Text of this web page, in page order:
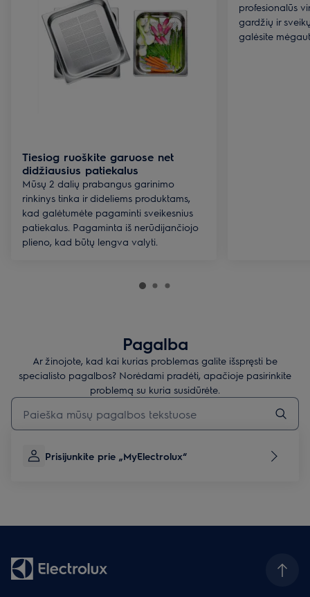
Tiesiog ruoškite garuose net
didžiausius patiekalus
Mūsų 2 dalių prabangus garinimo
rinkinys tinka ir dideliems produktams,
kad galėtumėte pagaminti sveikesnius
patiekalus. Pagaminta iš nerūdijančiojo
plieno, kad būtų lengva valyti.
profesionalūs
gardžių ir
galėsite
Pagalba
Ar žinojote, kad kai kurias problemas galite išspręsti be
specialisto pagalbos? Norėdami pradėti, apačioje pasirinkite
problemą su kuria susidūrėte.
Įveskite tekstą, jei norite ieškoti pagalbinių straipsnių
Prisijunkite prie „MyElectrolux“